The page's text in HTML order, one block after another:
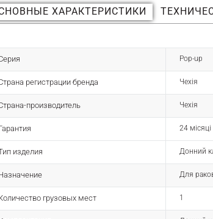
ХАРАКТЕРИСТИКИ
Pop-up
регистрации бренда Чехія
производитель Чехія
24 місяці
изделия Донний
Для
грузовых мест 1